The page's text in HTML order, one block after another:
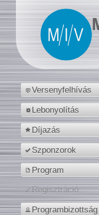
Versenyfelhívás
Lebonyolítás
Díjazás
Szponzorok
Program
Regisztráció
Programbizottság